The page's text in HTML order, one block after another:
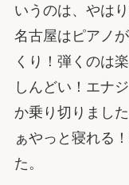
いうのは、やは
名古屋はピアノ
くり！弾くのは
しんどい！エナ
か乗り切りまし
ぁやっと寝れる
た。